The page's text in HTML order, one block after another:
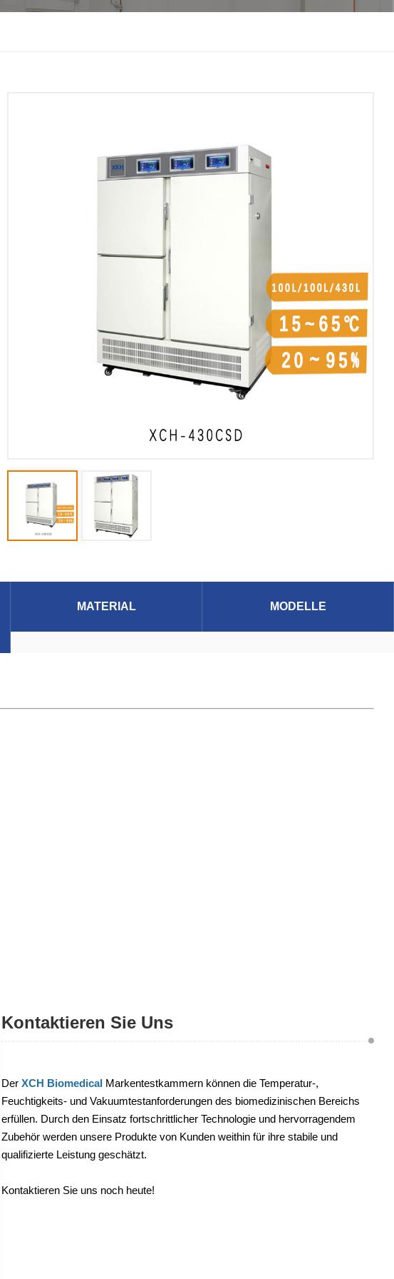
বাংলা
MATERIAL MODELLE
Kontaktieren Sie Uns
DerXCH Biomedical Markentestkammern können die Temperatur-,
Feuchtigkeits- und Vakuumtestanforderungen des biomedizinischen Bereichs
erfüllen. Durch den Einsatz fortschrittlicher Technologie und hervorragendem
Zubehör werden unsere Produkte von Kunden weithin für ihre stabile und
qualifizierte Leistung geschätzt.
Kontaktieren Sie uns noch heute!